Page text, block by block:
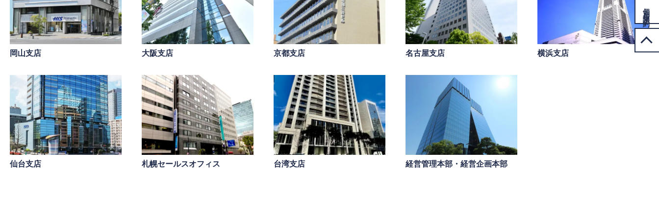
岡山支店 大阪支店 京都支店 名古屋支店 横浜支店
仙台支店 札幌セールスオフィス 台湾支店 経営管理本部・経営企画本部
個別相談
予約
PageTop